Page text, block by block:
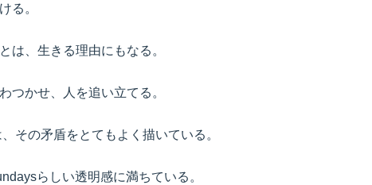
る。
は、生きる理由にもなる。
つかせ、人を追い立てる。
、その矛盾をとてもよく描いている。
らしい透明感に満ちている。